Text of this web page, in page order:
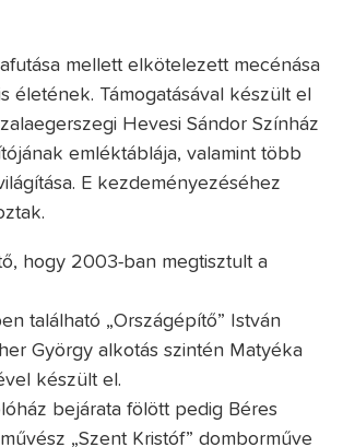
mellett elkötelezett mecénása
életének. Támogatásával készült el
Hevesi Sándor Színház
emléktáblája, valamint több
E kezdeményezéséhez
hogy 2003-ban megtisztult a
található „Országépítő” István
György alkotás szintén Matyéka
készült el.
bejárata fölött pedig Béres
„Szent Kristóf” domborműve